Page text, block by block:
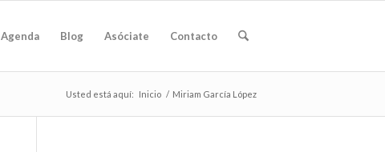
Agenda Blog Asóciate Contacto
Usted está aquí: Inicio / Miriam García López